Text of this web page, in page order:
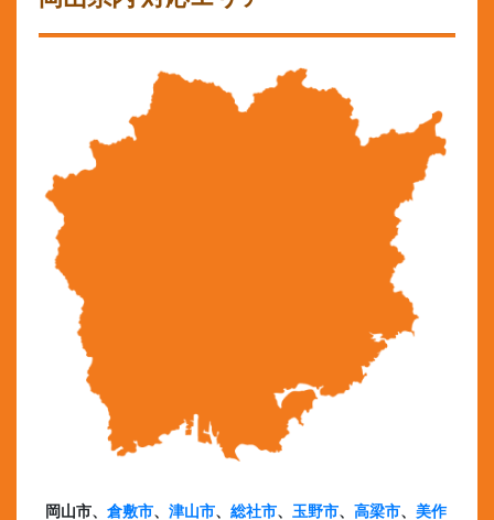
岡山市、 倉敷市、 津山市、 総社市、 玉野市、 高梁市、 美作